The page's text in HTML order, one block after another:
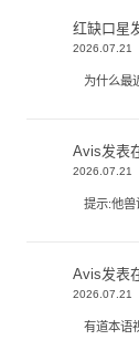
红缺口星
2026.07.21
为什么最
Avis发表
2026.07.21
提示:他兽
Avis发表
2026.07.21
有道本语